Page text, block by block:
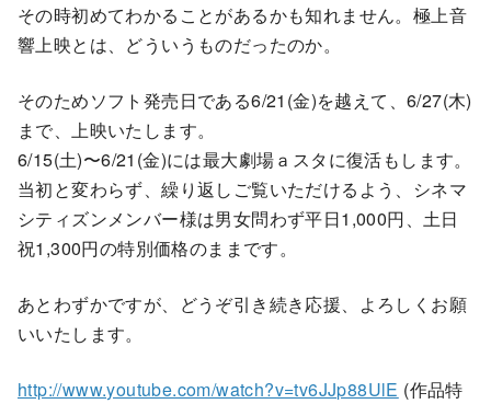
その時初めてわかることがあるかも知れません。極上音
響上映とは、どういうものだったのか。
そのためソフト発売日である6/21(金)を越えて、6/27(木)
まで、上映いたします。
6/15(土)〜6/21(金)には最大劇場ａスタに復活もします。
当初と変わらず、繰り返しご覧いただけるよう、シネマ
シティズンメンバー様は男女問わず平日1,000円、土日
祝1,300円の特別価格のままです。
あとわずかですが、どうぞ引き続き応援、よろしくお願
いいたします。
http://www.youtube.com/watch?v=tv6JJp88UlE (作品特